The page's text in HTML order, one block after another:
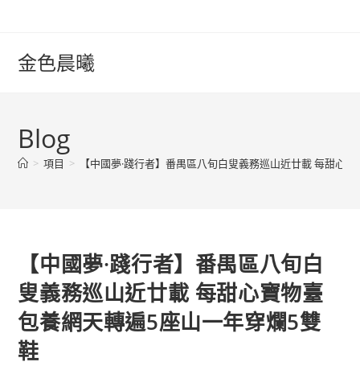
content金色晨曦
Blog
> 項目 > 【中國夢·踐行者】番禺區八旬白叟義務巡山近廿載 每甜心
【中國夢·踐行者】番禺區八旬白
叟義務巡山近廿載 每甜心寶物臺
包養網天轉遍5座山一年穿爛5雙
鞋